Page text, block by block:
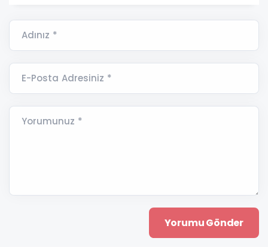
Adınız *
E-Posta Adresiniz *
Yorumunuz *